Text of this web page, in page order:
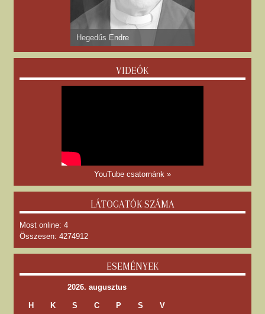
dr. Gyulay Endre
VIDEÓK
YouTube csatornánk »
LÁTOGATÓK SZÁMA
Most online: 4
Összesen: 4274912
ESEMÉNYEK
2026. augusztus
H K S C P S V